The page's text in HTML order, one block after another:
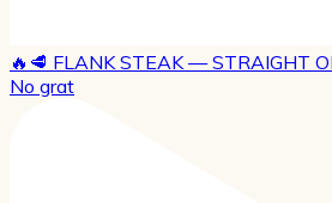
🔥🥩 FLANK STEAK — STRAIGHT
No grat